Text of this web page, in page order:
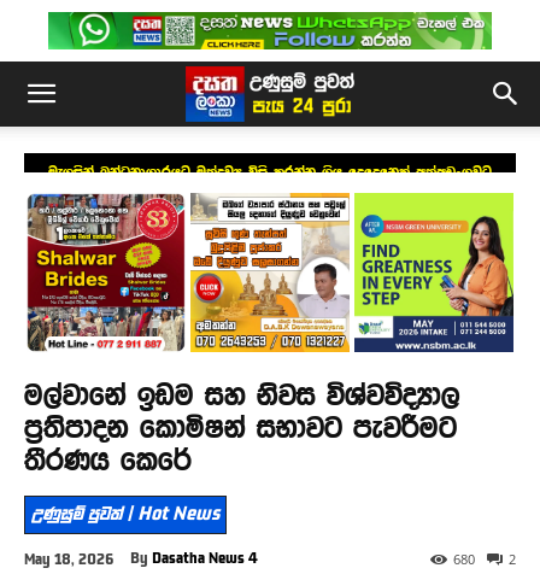
මැගසින් බන්ධනාගාරයට මත්ද්‍රව්‍ය විසි කරන්න ගිය දෙදෙනෙක් අත්අඩංගුවට
මල්වානේ ඉඩම සහ නිවස විශ්වවිද්‍යාල
ප්‍රතිපාදන කොමිෂන් සභාවට පැවරීමට
තීරණය කෙරේ
උණුසුම් පුවත් | Hot News
May 18, 2026 By Dasatha News 4 2
680